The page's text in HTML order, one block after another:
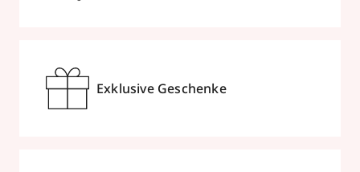
Exklusive Geschenke